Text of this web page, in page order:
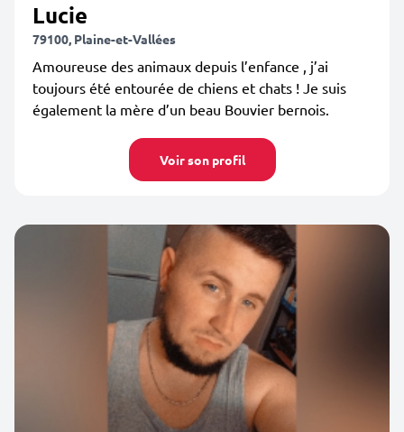
Lucie
79100, Plaine-et-Vallées
Amoureuse des animaux depuis l’enfance , j’ai
toujours été entourée de chiens et chats ! Je suis
également la mère d’un beau Bouvier bernois.
Voir son profil